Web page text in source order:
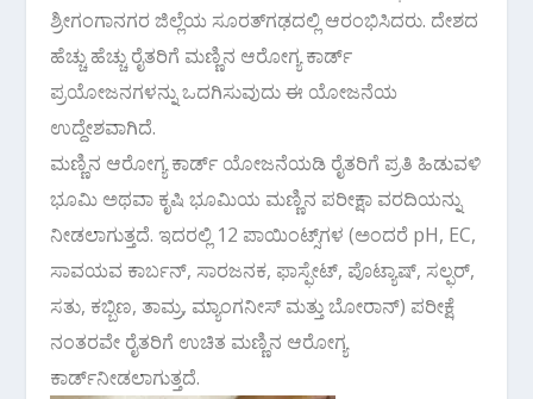
ಶ್ರೀಗಂಗಾನಗರ ಜಿಲ್ಲೆಯ ಸೂರತ್‌ಗಢದಲ್ಲಿ ಆರಂಭಿಸಿದರು. ದೇಶದ
ಹೆಚ್ಚು ಹೆಚ್ಚು ರೈತರಿಗೆ ಮಣ್ಣಿನ ಆರೋಗ್ಯ ಕಾರ್ಡ್
ಪ್ರಯೋಜನಗಳನ್ನು ಒದಗಿಸುವುದು ಈ ಯೋಜನೆಯ
ಉದ್ದೇಶವಾಗಿದೆ.
ಮಣ್ಣಿನ ಆರೋಗ್ಯ ಕಾರ್ಡ್ ಯೋಜನೆಯಡಿ ರೈತರಿಗೆ ಪ್ರತಿ ಹಿಡುವಳಿ
ಭೂಮಿ ಅಥವಾ ಕೃಷಿ ಭೂಮಿಯ ಮಣ್ಣಿನ ಪರೀಕ್ಷಾ ವರದಿಯನ್ನು
ನೀಡಲಾಗುತ್ತದೆ. ಇದರಲ್ಲಿ 12 ಪಾಯಿಂಟ್ಸ್‌ಗಳ (ಅಂದರೆ pH, EC,
ಸಾವಯವ ಕಾರ್ಬನ್, ಸಾರಜನಕ, ಫಾಸ್ಫೇಟ್, ಪೊಟ್ಯಾಷ್, ಸಲ್ಫರ್,
ಸತು, ಕಬ್ಬಿಣ, ತಾಮ್ರ, ಮ್ಯಾಂಗನೀಸ್ ಮತ್ತು ಬೋರಾನ್) ಪರೀಕ್ಷೆ
ನಂತರವೇ ರೈತರಿಗೆ ಉಚಿತ ಮಣ್ಣಿನ ಆರೋಗ್ಯ
ಕಾರ್ಡ್‌ನೀಡಲಾಗುತ್ತದೆ.